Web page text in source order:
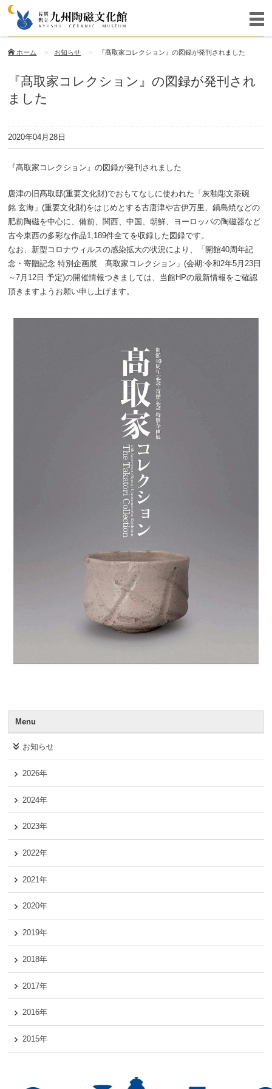
ホーム お知らせ 『髙取家コレクション』の図録が発刊されました
『髙取家コレクション』の図録が発刊され
ました
2020年04月28日
『髙取家コレクション』の図録が発刊されました
唐津の旧髙取邸(重要文化財)でおもてなしに使われた「灰釉彫文茶碗
銘 玄海」(重要文化財)をはじめとする古唐津や古伊万里、鍋島焼などの
肥前陶磁を中心に、備前、関西、中国、朝鮮、ヨーロッパの陶磁器など
古今東西の多彩な作品1,189件全てを収録した図録です。
なお、新型コロナウィルスの感染拡大の状況により、「開館40周年記
念・寄贈記念 特別企画展 髙取家コレクション」(会期:令和2年5月23日
～7月12日 予定)の開催情報つきましては、当館HPの最新情報をご確認
頂きますようお願い申し上げます。
Menu
お知らせ
2026年
2024年
2023年
2022年
2021年
2020年
2019年
2018年
2017年
2016年
2015年